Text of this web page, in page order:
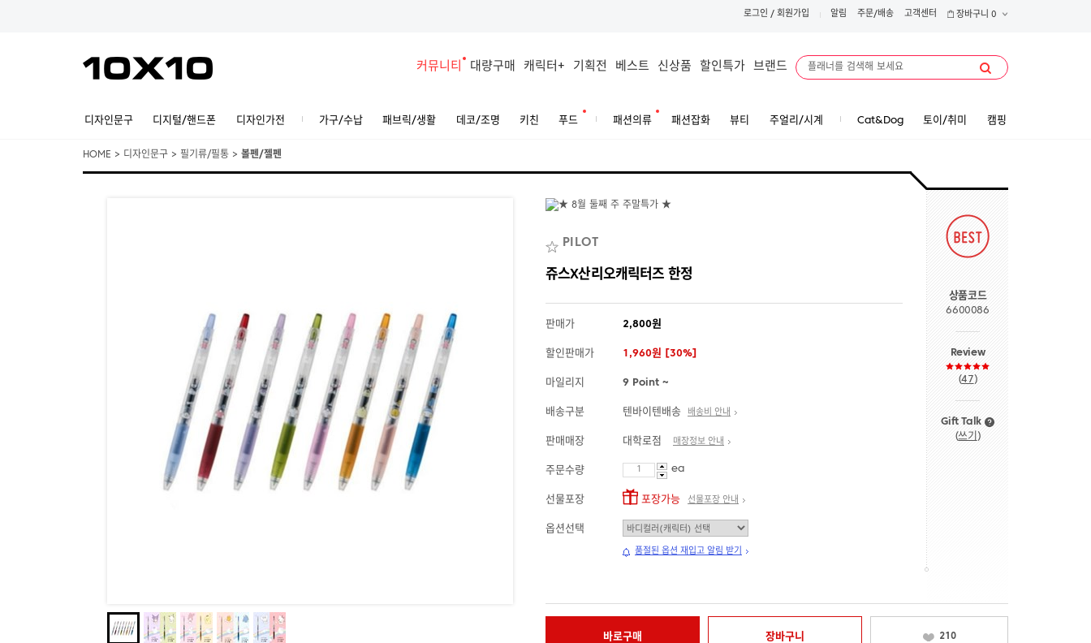
로그인 / 회원가입 알림 주문/배송 고객센터 장바구니 0
커뮤니티 대량구매 캐릭터+ 기획전 베스트 신상품 할인특가 브랜드
디자인문구 디지털/핸드폰 디자인가전 가구/수납 패브릭/생활 데코/조명 키친 푸드 패션의류 패션잡화 뷰티 주얼리/시계 Cat&Dog 토이/취미 캠핑
HOME > 디자인문구 > 필기류/필통 > 볼펜/젤펜
PILOT
쥬스X산리오캐릭터즈 한정
판매가 2,800원
할인판매가 1,960원 [30%]
마일리지 9 Point ~
배송구분 텐바이텐배송 배송비 안내
판매매장 대학로점 매장정보 안내
주문수량 ea
선물포장 포장가능 선물포장 안내
옵션선택
품절된 옵션 재입고 알림 받기
상품코드
6600086
Review
(47)
Gift Talk
(쓰기 )
바로구매 장바구니 210